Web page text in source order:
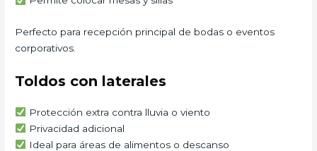
Perfecto para recepción principal de bodas o eventos
corporativos.
Toldos con laterales
Protección extra contra lluvia o viento
Privacidad adicional
Ideal para áreas de alimentos o descanso